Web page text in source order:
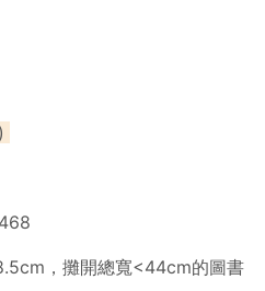
，攤開總寬<44cm的圖書